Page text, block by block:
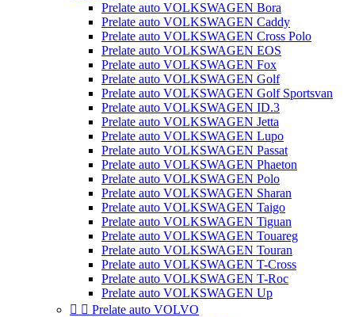
Prelate auto VOLKSWAGEN Bora
Prelate auto VOLKSWAGEN Caddy
Prelate auto VOLKSWAGEN Cross Polo
Prelate auto VOLKSWAGEN EOS
Prelate auto VOLKSWAGEN Fox
Prelate auto VOLKSWAGEN Golf
Prelate auto VOLKSWAGEN Golf Sportsvan
Prelate auto VOLKSWAGEN ID.3
Prelate auto VOLKSWAGEN Jetta
Prelate auto VOLKSWAGEN Lupo
Prelate auto VOLKSWAGEN Passat
Prelate auto VOLKSWAGEN Phaeton
Prelate auto VOLKSWAGEN Polo
Prelate auto VOLKSWAGEN Sharan
Prelate auto VOLKSWAGEN Taigo
Prelate auto VOLKSWAGEN Tiguan
Prelate auto VOLKSWAGEN Touareg
Prelate auto VOLKSWAGEN Touran
Prelate auto VOLKSWAGEN T-Cross
Prelate auto VOLKSWAGEN T-Roc
Prelate auto VOLKSWAGEN Up
  Prelate auto VOLVO